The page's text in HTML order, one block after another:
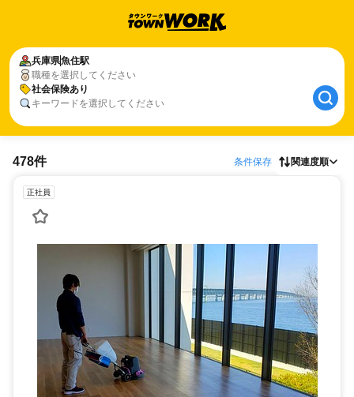
兵庫県魚住駅
職種を選択してください
社会保険あり
キーワードを選択してください
478件 条件保存 関連度順
正社員